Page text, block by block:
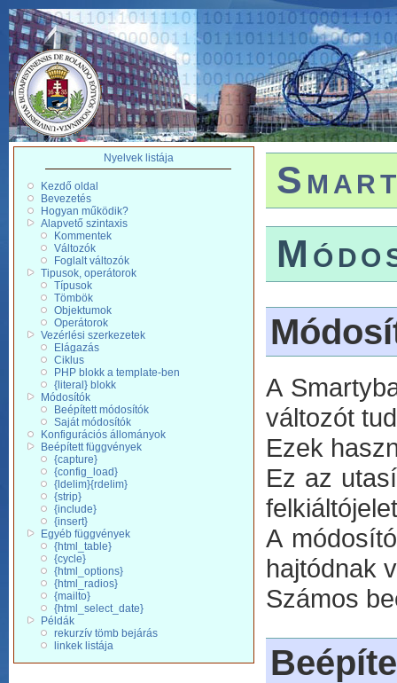
Nyelvek listája
Kezdő oldal
Bevezetés
Hogyan működik?
Alapvető szintaxis
Kommentek
Változók
Foglalt változók
Tipusok, operátorok
Típusok
Tömbök
Objektumok
Operátorok
Vezérlési szerkezetek
Elágazás
Ciklus
PHP blokk a template-ben
{literal} blokk
Módosítók
Beépített módosítók
Saját módosítók
Konfigurációs állományok
Beépített függvények
{capture}
{config_load}
{ldelim}{rdelim}
{strip}
{include}
{insert}
Egyéb függvények
{html_table}
{cycle}
{html_options}
{html_radios}
{mailto}
{html_select_date}
Példák
rekurzív tömb bejárás
linkek listája
A
változót
Ezek
Ez az
A
hajtódnak
Számos